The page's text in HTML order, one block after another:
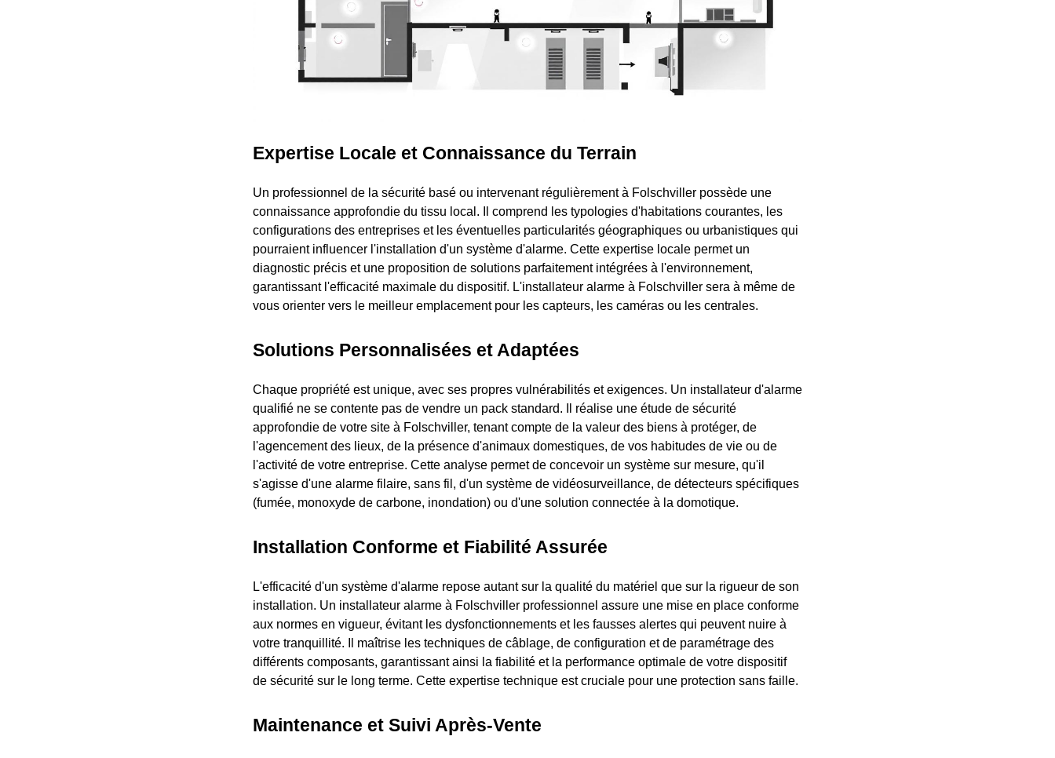
Expertise Locale et Connaissance du Terrain
Un professionnel de la sécurité basé ou intervenant régulièrement à Folschviller possède une
connaissance approfondie du tissu local. Il comprend les typologies d'habitations courantes, les
configurations des entreprises et les éventuelles particularités géographiques ou urbanistiques qui
pourraient influencer l'installation d'un système d'alarme. Cette expertise locale permet un
diagnostic précis et une proposition de solutions parfaitement intégrées à l'environnement,
garantissant l'efficacité maximale du dispositif. L'installateur alarme à Folschviller sera à même de
vous orienter vers le meilleur emplacement pour les capteurs, les caméras ou les centrales.
Solutions Personnalisées et Adaptées
Chaque propriété est unique, avec ses propres vulnérabilités et exigences. Un installateur d'alarme
qualifié ne se contente pas de vendre un pack standard. Il réalise une étude de sécurité
approfondie de votre site à Folschviller, tenant compte de la valeur des biens à protéger, de
l'agencement des lieux, de la présence d'animaux domestiques, de vos habitudes de vie ou de
l'activité de votre entreprise. Cette analyse permet de concevoir un système sur mesure, qu'il
s'agisse d'une alarme filaire, sans fil, d'un système de vidéosurveillance, de détecteurs spécifiques
(fumée, monoxyde de carbone, inondation) ou d'une solution connectée à la domotique.
Installation Conforme et Fiabilité Assurée
L'efficacité d'un système d'alarme repose autant sur la qualité du matériel que sur la rigueur de son
installation. Un installateur alarme à Folschviller professionnel assure une mise en place conforme
aux normes en vigueur, évitant les dysfonctionnements et les fausses alertes qui peuvent nuire à
votre tranquillité. Il maîtrise les techniques de câblage, de configuration et de paramétrage des
différents composants, garantissant ainsi la fiabilité et la performance optimale de votre dispositif
de sécurité sur le long terme. Cette expertise technique est cruciale pour une protection sans faille.
Maintenance et Suivi Après-Vente